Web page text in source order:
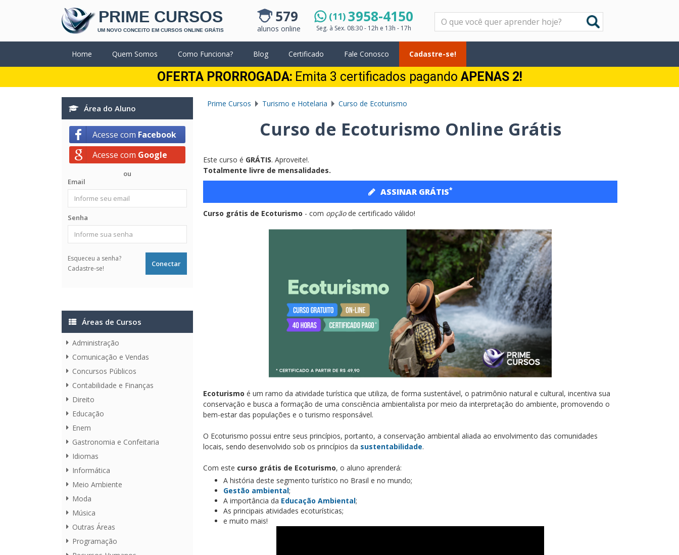
PRIME CURSOS
UM NOVO CONCEITO EM CURSOS ONLINE GRÁTIS
579
alunos online
(11)3958-4150
Seg. à Sex. 08:30 - 12h e 13h - 17h
Pesquisar
Home Quem Somos Como Funciona? Blog Certificado Fale Conosco Cadastre-se!
OFERTA PRORROGADA: Emita 3 certificados pagando APENAS 2!
Área do Aluno
Acesse com Facebook
Acesse com Google
ou
Email
Senha
Esqueceu a senha?
Cadastre-se!
Áreas de Cursos
Administração
Comunicação e Vendas
Concursos Públicos
Contabilidade e Finanças
Direito
Educação
Enem
Gastronomia e Confeitaria
Idiomas
Informática
Meio Ambiente
Moda
Música
Outras Áreas
Programação
Prime Cursos Turismo e Hotelaria Curso de Ecoturismo
Curso de Ecoturismo Online Grátis
Este curso é GRÁTIS. Aproveite!.
Totalmente livre de mensalidades.
ASSINAR GRÁTIS*
Curso grátis de Ecoturismo - com opçãode certificado válido!
Ecoturismo é um ramo da atividade turística que utiliza, de forma sustentável, o patrimônio natural e cultural, incentiva sua
conservação e busca a formação de uma consciência ambientalista por meio da interpretação do ambiente, promovendo o
bem-estar das populações e o turismo responsável.
O Ecoturismo possui entre seus princípios, portanto, a conservação ambiental aliada ao envolvimento das comunidades
locais, sendo desenvolvido sob os princípios da sustentabilidade.
Com este curso grátis de Ecoturismo, o aluno aprenderá:
A história deste segmento turístico no Brasil e no mundo;
Gestão ambiental;
A importância da Educação Ambiental;
As principais atividades ecoturísticas;
e muito mais!